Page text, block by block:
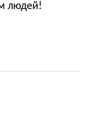
людей!